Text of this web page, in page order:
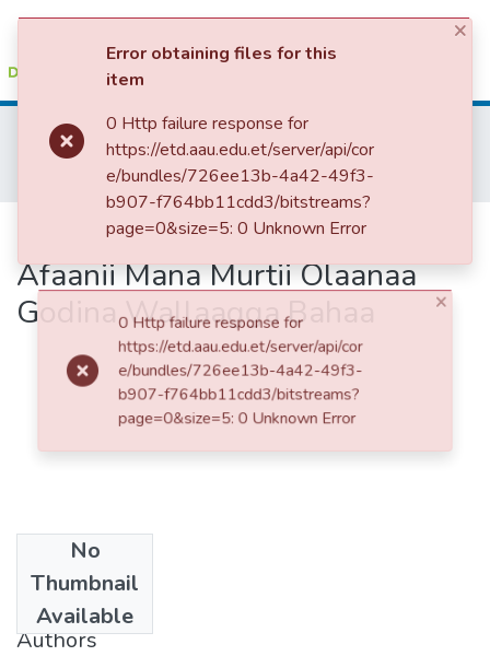
Colleges, Institutes & Collections
Browse AAU-ETD
Home
College of Humanities, Language Studies, Journalism & Communication
Oromo Language, Literature and Folklore
Xiinxala Haala Itti Fayyadaama Afaanii Mana Murtii Olaanaa Godina Wallaagga Bahaa
Xiinxala Haala Itti Fayyadaama
Afaanii Mana Murtii Olaanaa
Godina Wallaagga Bahaa
No
Thumbnail
Available
2019-08
Authors
Error obtaining files for this
item
0 Http failure response for
https://etd.aau.edu.et/server/api/cor
e/bundles/726ee13b-4a42-49f3-
b907-f764bb11cdd3/bitstreams?
page=0&size=5: 0 Unknown Error
×
0 Http failure response for
e/bundles/726ee13b-4a42-49f3-
page=0&size=5: 0 Unknown Error